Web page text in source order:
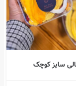
سایز کوچک